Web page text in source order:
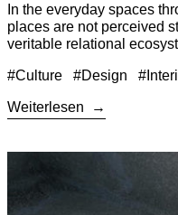
In the everyday spaces
places are not perceived
veritable relational
#Culture #Design
Weiterlesen
Weiterlesen: UTIL and the